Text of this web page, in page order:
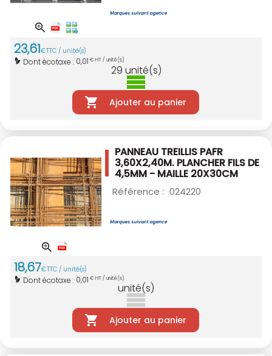
23,61€TTC / unité(s)
Dont écotaxe : 0,01 € HT / unité(s)
29 unité(s)
Ajouter au panier
PANNEAU TREILLIS PAFR
3,60X2,40M. PLANCHER FILS DE
4,5MM - MAILLE 20X30CM
Référence : 024220
18,67€TTC / unité(s)
Dont écotaxe : 0,01 € HT / unité(s)
unité(s)
Ajouter au panier